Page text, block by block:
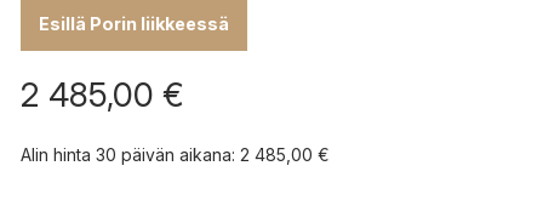
Esillä Porin liikkeessä
2 485,00 €
Alin hinta 30 päivän aikana: 2 485,00 €